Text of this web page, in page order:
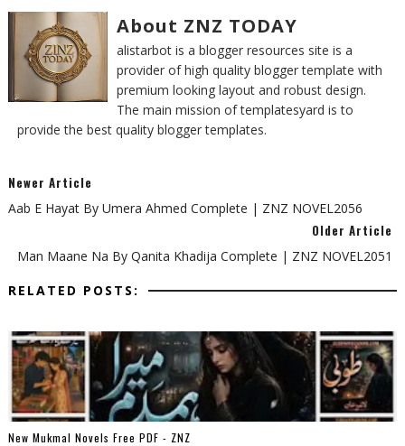
About ZNZ TODAY
alistarbot is a blogger resources site is a
provider of high quality blogger template with
premium looking layout and robust design.
The main mission of templatesyard is to
provide the best quality blogger templates.
Newer Article
Aab E Hayat By Umera Ahmed Complete | ZNZ NOVEL2056
Older Article
Man Maane Na By Qanita Khadija Complete | ZNZ NOVEL2051
RELATED POSTS:
New Mukmal Novels Free PDF - ZNZ